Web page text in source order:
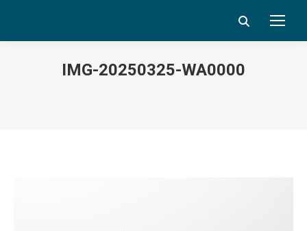
Search:
IMG-20250325-WA0000